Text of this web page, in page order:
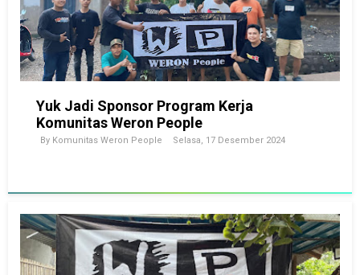
Yuk Jadi Sponsor Program Kerja
Komunitas Weron People
By Komunitas Weron People Selasa, 17 Desember 2024